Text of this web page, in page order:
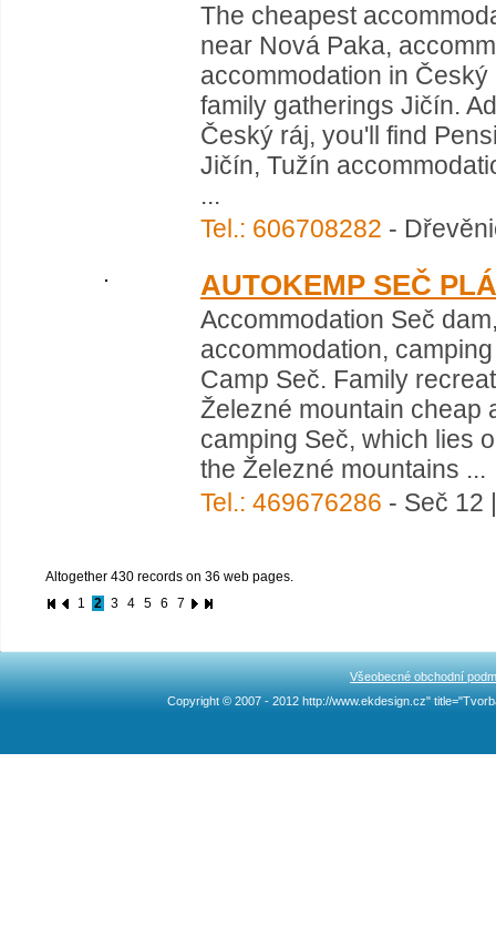
The cheapest
near Nová Paka,
accommodation in
family gatherings Jičín.
Český ráj, you'll find
Jičín, Tužín
...
Tel.: 606708282 -
AUTOKEMP SEČ
Accommodation Seč
accommodation,
Camp Seč. Family
Železné mountain cheap
camping Seč, which lies
the Železné mountains ...
Tel.: 469676286 - Seč 12
Altogether 430 records on 36 web pages.
1
2 3 4 5 6 7
Všeobecné obchodní
Copyright © 2007 - 2012 http://www.ekdesign.cz"